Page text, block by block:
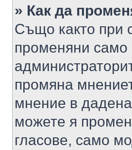
» Как да
Също както при
променяни само
промяна
мнение в
можете я
гласове, само